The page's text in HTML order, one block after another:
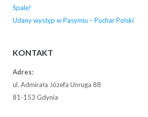
Spale!
Udany występ w Pasymiu – Puchar Polski
KONTAKT
Adres:
ul. Admirała Józefa Unruga 88
81-153 Gdynia